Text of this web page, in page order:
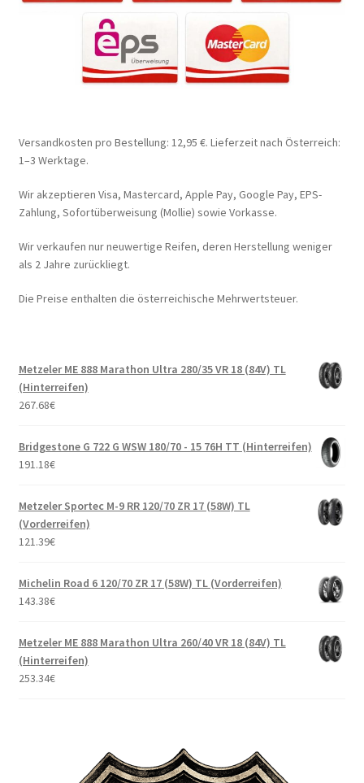
Versandkosten pro Bestellung: 12,95 €. Lieferzeit nach Österreich:
1–3 Werktage.
Wir akzeptieren Visa, Mastercard, Apple Pay, Google Pay, EPS-
Zahlung, Sofortüberweisung (Mollie) sowie Vorkasse.
Wir verkaufen nur neuwertige Reifen, deren Herstellung weniger
als 2 Jahre zurückliegt.
Die Preise enthalten die österreichische Mehrwertsteuer.
Metzeler ME 888 Marathon Ultra 280/35 VR 18 (84V) TL
(Hinterreifen)
267.68€
Bridgestone G 722 G WSW 180/70 - 15 76H TT (Hinterreifen)
191.18€
Metzeler Sportec M-9 RR 120/70 ZR 17 (58W) TL
(Vorderreifen)
121.39€
Michelin Road 6 120/70 ZR 17 (58W) TL (Vorderreifen)
143.38€
Metzeler ME 888 Marathon Ultra 260/40 VR 18 (84V) TL
(Hinterreifen)
253.34€